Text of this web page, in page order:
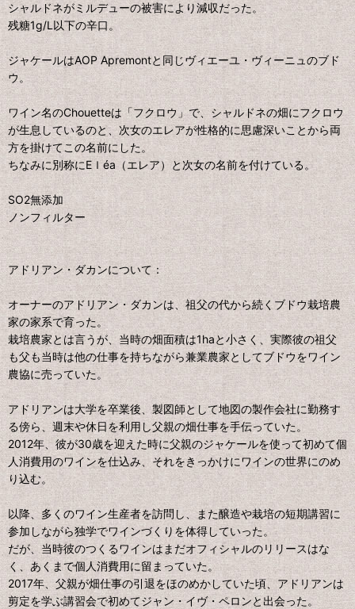
シャルドネがミルデューの被害により減収だった。
残糖1g/L以下の辛口。
ジャケールはAOP Apremontと同じヴィエーユ・ヴィーニュのブド
ウ。
ワイン名のChouetteは「フクロウ」で、シャルドネの畑にフクロウ
が生息しているのと、次女のエレアが性格的に思慮深いことから両
方を掛けてこの名前にした。
ちなみに別称にEｌéa（エレア）と次女の名前を付けている。
SO2無添加
ノンフィルター
アドリアン・ダカンについて：
オーナーのアドリアン・ダカンは、祖父の代から続くブドウ栽培農
家の家系で育った。
栽培農家とは言うが、当時の畑面積は1haと小さく、実際彼の祖父
も父も当時は他の仕事を持ちながら兼業農家としてブドウをワイン
農協に売っていた。
アドリアンは大学を卒業後、製図師として地図の製作会社に勤務す
る傍ら、週末や休日を利用し父親の畑仕事を手伝っていた。
2012年、彼が30歳を迎えた時に父親のジャケールを使って初めて個
人消費用のワインを仕込み、それをきっかけにワインの世界にのめ
り込む。
以降、多くのワイン生産者を訪問し、また醸造や栽培の短期講習に
参加しながら独学でワインづくりを体得していった。
だが、当時彼のつくるワインはまだオフィシャルのリリースはな
く、あくまで個人消費用に留まっていた。
2017年、父親が畑仕事の引退をほのめかしていた頃、アドリアンは
剪定を学ぶ講習会で初めてジャン・イヴ・ペロンと出会った。